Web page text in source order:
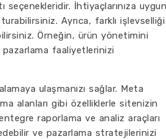
İhtiyaçlarınıza uygun
Ayrıca, farklı işlevselliği
Örneğin, ürün yönetimini
faaliyetlerinizi
ulaşmanızı sağlar. Meta
alanları gibi özelliklerle sitenizin
raporlama ve analiz araçları
edebilir ve pazarlama stratejilerinizi